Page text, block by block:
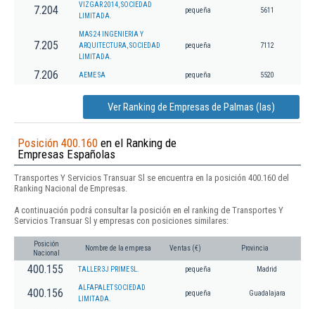
7.204
VIZGAR 2014, SOCIEDAD
LIMITADA.
pequeña 5611
7.205
MAS 24 INGENIERIA Y
ARQUITECTURA, SOCIEDAD
LIMITADA.
pequeña 7112
7.206 AEME SA pequeña 5520
Ver Ranking de Empresas de Palmas (las)
Posición 400.160 en el Ranking de
Empresas Españolas
Transportes Y Servicios Transuar Sl se encuentra en la posición 400.160 del
Ranking Nacional de Empresas.
A continuación podrá consultar la posición en el ranking de Transportes Y
Servicios Transuar Sl y empresas con posiciones similares:
Posición
Nacional
Nombre de la empresa Ventas (€) Provincia
400.155 TALLER 3J PRIME SL. pequeña Madrid
400.156
ALFAPALET SOCIEDAD
LIMITADA.
pequeña Guadalajara